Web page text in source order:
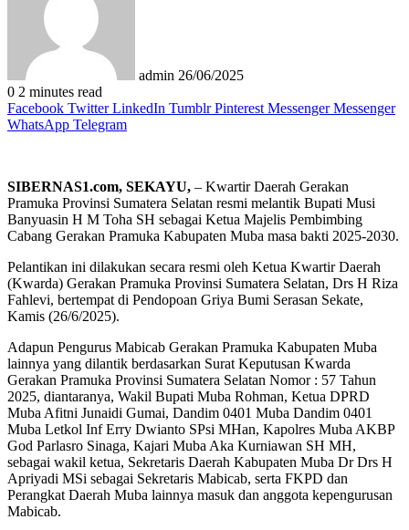
admin 26/06/2025
0 2 minutes read
Facebook Twitter LinkedIn Tumblr Pinterest Messenger Messenger
WhatsApp Telegram
SIBERNAS1.com, SEKAYU, – Kwartir Daerah Gerakan
Pramuka Provinsi Sumatera Selatan resmi melantik Bupati Musi
Banyuasin H M Toha SH sebagai Ketua Majelis Pembimbing
Cabang Gerakan Pramuka Kabupaten Muba masa bakti 2025-2030.
Pelantikan ini dilakukan secara resmi oleh Ketua Kwartir Daerah
(Kwarda) Gerakan Pramuka Provinsi Sumatera Selatan, Drs H Riza
Fahlevi, bertempat di Pendopoan Griya Bumi Serasan Sekate,
Kamis (26/6/2025).
Adapun Pengurus Mabicab Gerakan Pramuka Kabupaten Muba
lainnya yang dilantik berdasarkan Surat Keputusan Kwarda
Gerakan Pramuka Provinsi Sumatera Selatan Nomor : 57 Tahun
2025, diantaranya, Wakil Bupati Muba Rohman, Ketua DPRD
Muba Afitni Junaidi Gumai, Dandim 0401 Muba Dandim 0401
Muba Letkol Inf Erry Dwianto SPsi MHan, Kapolres Muba AKBP
God Parlasro Sinaga, Kajari Muba Aka Kurniawan SH MH,
sebagai wakil ketua, Sekretaris Daerah Kabupaten Muba Dr Drs H
Apriyadi MSi sebagai Sekretaris Mabicab, serta FKPD dan
Perangkat Daerah Muba lainnya masuk dan anggota kepengurusan
Mabicab.